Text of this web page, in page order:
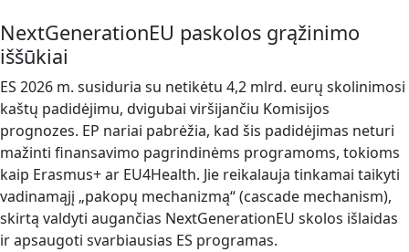
NextGenerationEU paskolos grąžinimo
iššūkiai
ES 2026 m. susiduria su netikėtu 4,2 mlrd. eurų skolinimosi
kaštų padidėjimu, dvigubai viršijančiu Komisijos
prognozes. EP nariai pabrėžia, kad šis padidėjimas neturi
mažinti finansavimo pagrindinėms programoms, tokioms
kaip Erasmus+ ar EU4Health. Jie reikalauja tinkamai taikyti
vadinamąjį „pakopų mechanizmą“ (cascade mechanism),
skirtą valdyti augančias NextGenerationEU skolos išlaidas
ir apsaugoti svarbiausias ES programas.